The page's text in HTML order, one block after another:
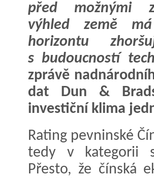
před možnými
výhled země
horizontu
s budoucností
zprávě
dat Dun &
investiční klima
Rating pevninské
tedy v kategorii
Přesto, že čínská